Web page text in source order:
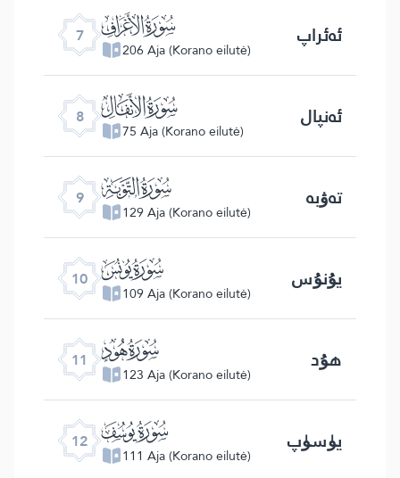
7 ﮓ
206 Aja (Korano eilutė) ئەئراپ
8 ﮔ
75 Aja (Korano eilutė) ئەنپال
9 ﮕ
129 Aja (Korano eilutė) تەۋبە
10 ﮖ
109 Aja (Korano eilutė) يۇنۇس
11 ﮗ
123 Aja (Korano eilutė) ھۇد
12 ﮘ
111 Aja (Korano eilutė) يۈسۈپ